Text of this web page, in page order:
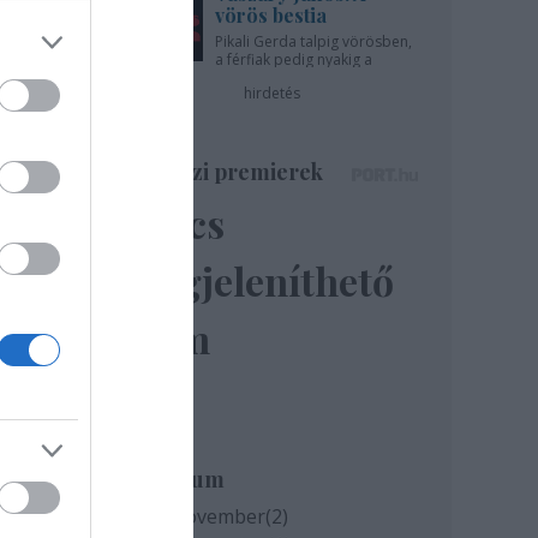
vörös bestia
Pikali Gerda talpig vörösben,
a férfiak pedig nyakig a
hirdetés
Színházi premierek
Nincs
megjeleníthető
elem
Archívum
2020 november(2)